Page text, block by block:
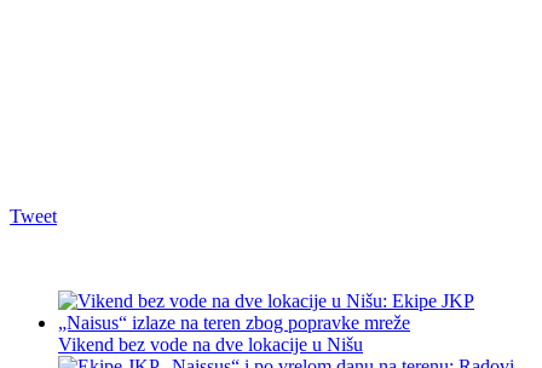
Tweet
Vikend bez vode na dve lokacije u Nišu